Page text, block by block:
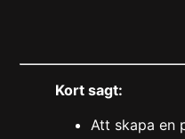
Kort sagt:
Att skapa en